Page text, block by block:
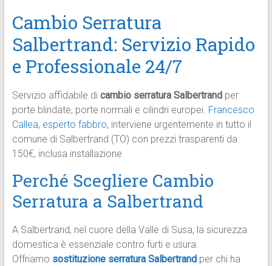
Cambio Serratura
Salbertrand: Servizio Rapido
e Professionale 24/7
Servizio affidabile di cambio serratura Salbertrandper
porte blindate, porte normali e cilindri europei. Francesco
Callea, esperto fabbro, interviene urgentemente in tutto il
comune di Salbertrand (TO) con prezzi trasparenti da
150€, inclusa installazione.​
Perché Scegliere Cambio
Serratura a Salbertrand
A Salbertrand, nel cuore della Valle di Susa, la sicurezza
domestica è essenziale contro furti e usura.
Offriamo sostituzione serratura Salbertrandper chi ha